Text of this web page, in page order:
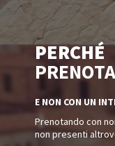
PERCHÉ
E NON CON UN
Prenotando con
non presenti